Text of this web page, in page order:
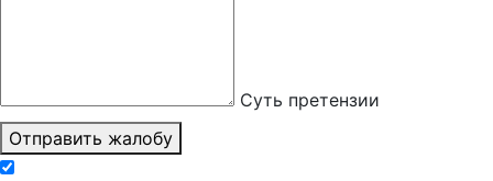
Суть претензии
Отправить жалобу